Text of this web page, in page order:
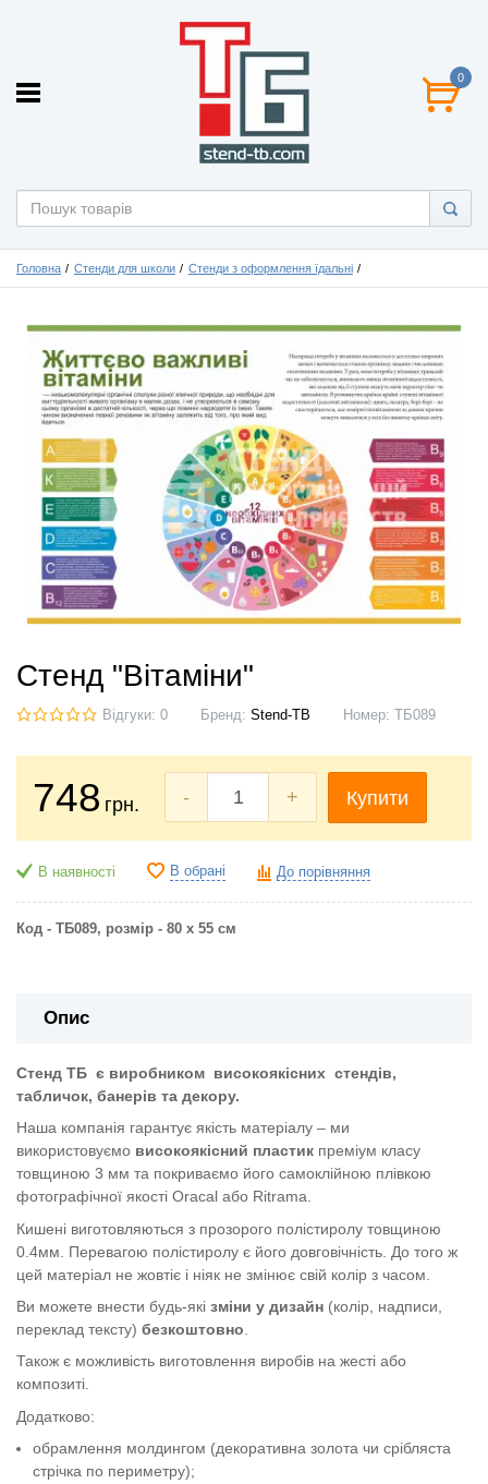
0
Головна Стенди для школи Стенди з оформлення їдальні
Стенд "Вітаміни"
Відгуки: 0 Бренд: Stend-TB Номер: ТБ089
748 грн. - + Купити
В наявності В обрані До порівняння
Код - ТБ089, розмір - 80 х 55 см
Опис
Стенд ТБ є виробником високоякісних стендів,
табличок, банерів та декору.
Наша компанія гарантує якість матеріалу – ми
використовуємо високоякісний пластик преміум класу
товщиною 3 мм та покриваємо його самоклійною плівкою
фотографічної якості Oracal або Ritrama.
Кишені виготовляються з прозорого полістиролу товщиною
0.4мм. Перевагою полістиролу є його довговічність. До того ж
цей матеріал не жовтіє і ніяк не змінює свій колір з часом.
Ви можете внести будь-які зміни у дизайн (колір, надписи,
переклад тексту) безкоштовно
Також є можливість виготовлення виробів на жесті або
композиті.
Додатково:
обрамлення молдингом (декоративна золота чи срібляста
стрічка по периметру);